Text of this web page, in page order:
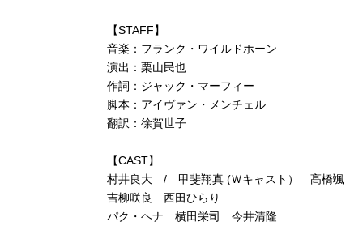
【STAFF】
音楽：フランク・ワイルドホーン
演出：栗山民也
作詞：ジャック・マーフィー
脚本：アイヴァン・メンチェル
翻訳：徐賀世子
【CAST】
村井良大 / 甲斐翔真 (Ｗキャスト） 髙橋颯
吉柳咲良 西田ひらり
パク・ヘナ 横田栄司 今井清隆